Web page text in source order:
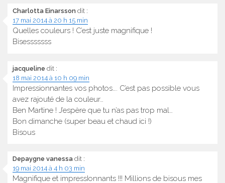
Charlotta Einarsson dit :
17 mai 2014 à 20 h 15 min
Quelles couleurs ! C’est juste magnifique !
Bisesssssss
jacqueline dit :
18 mai 2014 à 10 h 09 min
Impressionnantes vos photos…. C’est pas possible vous
avez rajouté de la couleur…
Ben Martine ! J’espère que tu n’as pas trop mal…
Bon dimanche (super beau et chaud ici !)
Bisous
Depaygne vanessa dit :
19 mai 2014 à 4 h 03 min
Magnifique et impressIonnants !!! Millions de bisous mes